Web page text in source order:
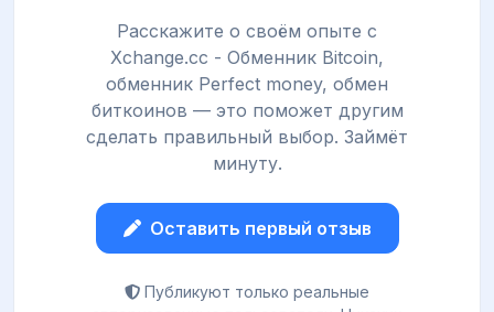
Расскажите о своём опыте с
Xchange.cc - Обменник Bitcoin,
обменник Perfect money, обмен
биткоинов — это поможет другим
сделать правильный выбор. Займёт
минуту.
Оставить первый отзыв
Публикуют только реальные